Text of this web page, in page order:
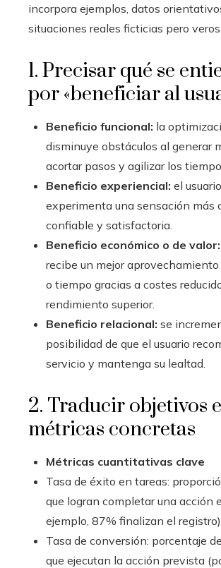
incorpora ejemplos, datos
situaciones reales ficticias pero
1. Precisar qué se
por «beneficiar al
Beneficio funcional: la
disminuye obstáculos al generar
acortar pasos y agilizar los
Beneficio experiencial: el usuario
experimenta una sensación más
confiable y satisfactoria.
Beneficio económico o de valor:
recibe un mejor aprovechamiento
o tiempo gracias a costes
rendimiento superior.
Beneficio relacional: se
posibilidad de que el usuario
servicio y mantenga su lealtad.
2. Traducir objetivos
métricas concretas
Métricas cuantitativas clave
Tasa de éxito en tareas:
que logran completar una acción
ejemplo, 87% finalizan el registro).
Tasa de conversión: porcentaje
que ejecutan la acción prevista